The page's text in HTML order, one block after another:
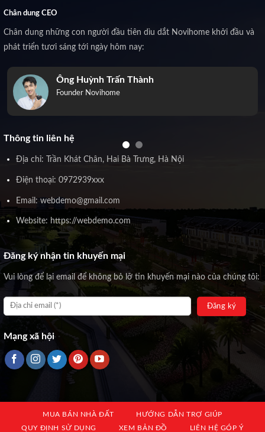
Chân dung CEO
Chân dung những con người đầu tiên dìu dắt Novihome khởi đầu và
phát triển tươi sáng tới ngày hôm nay:
Ông Huỳnh Trấn Thành
Founder Novihome
Thông tin liên hệ
Địa chỉ: Trần Khát Chân, Hai Bà Trưng, Hà Nội
Điện thoại: 0972939xxx
Email: webdemo@gmail.com
Website: https://webdemo.com
Đăng ký nhận tin khuyến mại
Vui lòng để lại email để không bỏ lỡ tin khuyến mại nào của chúng tôi:
Mạng xã hội
MUA BÁN NHÀ ĐẤT
HƯỚNG DẪN TRỢ GIÚP
QUY ĐỊNH SỬ DỤNG
XEM BẢN ĐỒ LIÊN HỆ GÓP Ý